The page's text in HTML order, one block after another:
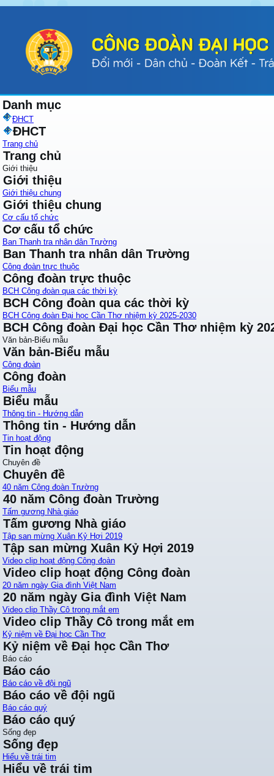
Danh mục
ĐHCT
ĐHCT
Trang chủ
Trang chủ
Giới thiệu
Giới thiệu
Giới thiệu chung
Giới thiệu chung
Cơ cấu tổ chức
Cơ cấu tổ chức
Ban Thanh tra nhân dân Trường
Ban Thanh tra nhân dân Trường
Công đoàn trực thuộc
Công đoàn trực thuộc
BCH Công đoàn qua các thời kỳ
BCH Công đoàn qua các thời kỳ
BCH Công đoàn Đại học Cần Thơ nhiệm kỳ 2025-2030
BCH Công đoàn Đại học Cần Thơ nhiệm kỳ
Văn bản-Biểu mẫu
Văn bản-Biểu mẫu
Công đoàn
Công đoàn
Biểu mẫu
Biểu mẫu
Thông tin - Hướng dẫn
Thông tin - Hướng dẫn
Tin hoạt động
Tin hoạt động
Chuyên đề
Chuyên đề
40 năm Công đoàn Trường
40 năm Công đoàn Trường
Tấm gương Nhà giáo
Tấm gương Nhà giáo
Tập san mừng Xuân Kỷ Hợi 2019
Tập san mừng Xuân Kỷ Hợi 2019
Video clip hoạt động Công đoàn
Video clip hoạt động Công đoàn
20 năm ngày Gia đình Việt Nam
20 năm ngày Gia đình Việt Nam
Video clip Thầy Cô trong mắt em
Video clip Thầy Cô trong mắt em
Kỷ niệm về Đại học Cần Thơ
Kỷ niệm về Đại học Cần Thơ
Báo cáo
Báo cáo
Báo cáo về đội ngũ
Báo cáo về đội ngũ
Báo cáo quý
Báo cáo quý
Sống đẹp
Sống đẹp
Hiểu về trái tim
Hiểu về trái tim